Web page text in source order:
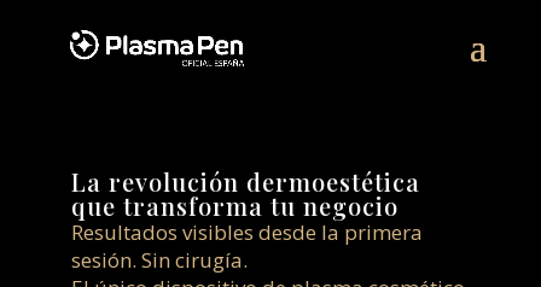
La revolución dermoestética
que transforma tu negocio
Resultados visibles desde la primera
sesión. Sin cirugía.